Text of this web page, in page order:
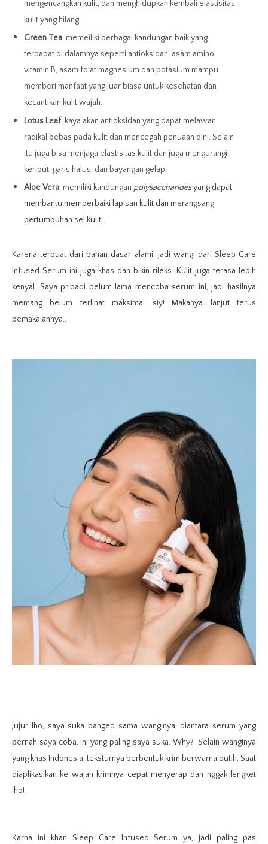
mengencangkan kulit, dan menghidupkan kembali elastisitas
kulit yang hilang.
Green Tea, memeiliki berbagai kandungan baik yang
terdapat di dalamnya seperti antioksidan, asam amino,
vitamin B, asam folat magnesium dan potasium mampu
memberi manfaat yang luar biasa untuk kesehatan dan
kecantikan kulit wajah.
Lotus Leaf, kaya akan antioksidan yang dapat melawan
radikal bebas pada kulit dan mencegah penuaan dini. Selain
itu juga bisa menjaga elastisitas kulit dan juga mengurangi
keriput, garis halus, dan bayangan gelap.
Aloe Vera, memiliki kandungan polysaccharides yang dapat
membantu memperbaiki lapisan kulit dan merangsang
pertumbuhan sel kulit.
Karena terbuat dari bahan dasar alami, jadi wangi dari Sleep Care
Infused Serum ini juga khas dan bikin rileks. Kulit juga terasa lebih
kenyal. Saya pribadi belum lama mencoba serum ini, jadi hasilnya
memang belum terlihat maksimal siy! Makanya lanjut terus
pemakaiannya..
Jujur lho, saya suka banged sama wanginya, diantara serum yang
pernah saya coba, ini yang paling saya suka. Why? Selain wanginya
yang khas Indonesia, teksturnya berbentuk krim berwarna putih. Saat
diaplikasikan ke wajah krimnya cepat menyerap dan nggak lengket
lho!
Karna ini khan Sleep Care Infused Serum ya, jadi paling pas